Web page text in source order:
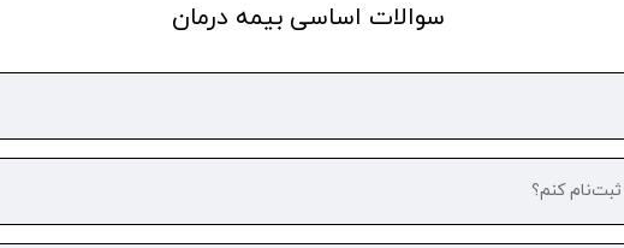
سوالات اساسی بیمه درمان
کنم؟